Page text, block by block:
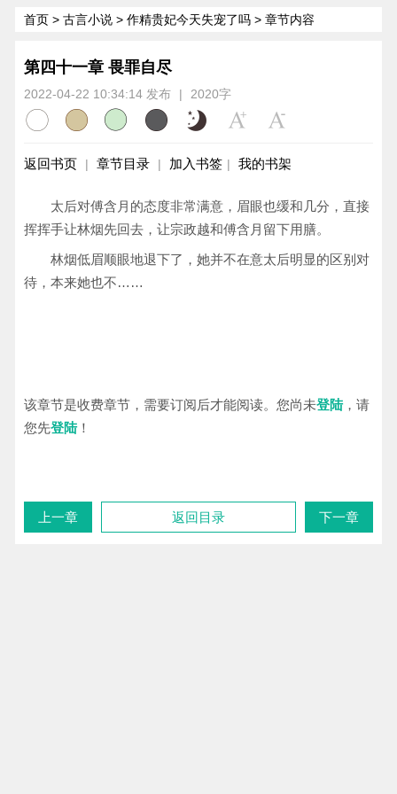
首页 > 古言小说 > 作精贵妃今天失宠了吗 > 章节内容
第四十一章 畏罪自尽
2022-04-22 10:34:14 发布 | 2020字
返回书页 | 章节目录 | 加入书签 | 我的书架
太后对傅含月的态度非常满意，眉眼也缓和几分，直接
挥挥手让林烟先回去，让宗政越和傅含月留下用膳。
林烟低眉顺眼地退下了，她并不在意太后明显的区别对
待，本来她也不……
该章节是收费章节，需要订阅后才能阅读。您尚未登陆，请
您先登陆！
上一章 返回目录 下一章